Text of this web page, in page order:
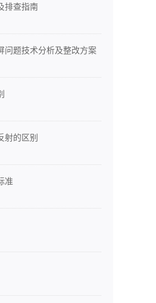
排查指南
问题技术分析及整改方案
射的区别
准